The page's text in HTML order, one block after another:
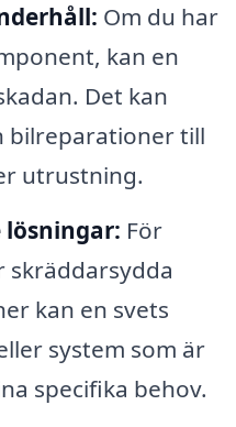
Om du har
kan en
Det kan
bilreparationer till
utrustning.
lösningar: För
skräddarsydda
kan en svets
system som är
specifika behov.